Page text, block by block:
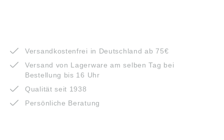
Versandkostenfrei in Deutschland ab 75€
Versand von Lagerware am selben Tag bei
Bestellung bis 16 Uhr
Qualität seit 1938
Persönliche Beratung